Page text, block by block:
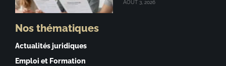
AOÛT 3, 2026
Nos thématiques
Actualités juridiques
Emploi et Formation